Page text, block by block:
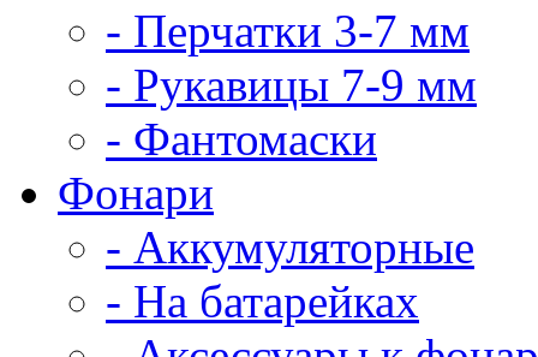
- Перчатки 3-7 мм
- Рукавицы 7-9 мм
- Фантомаски
Фонари
- Аккумуляторные
- На батарейках